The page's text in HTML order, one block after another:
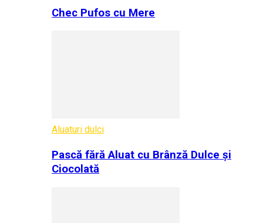
Chec Pufos cu Mere
Aluaturi dulci
Pască fără Aluat cu Brânză Dulce și
Ciocolată